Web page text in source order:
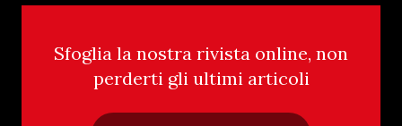
Sfoglia la nostra rivista online, non
perderti gli ultimi articoli